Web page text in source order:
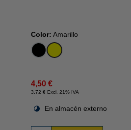
Color: Amarillo
4,50 €
3,72 € Excl. 21% IVA
En almacén externo